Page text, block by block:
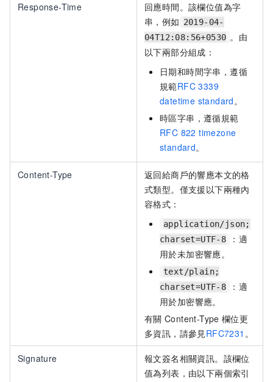
Response-Time
回應時間。該欄位值為字
串，例如 2019-04-
04T12:08:56+0530 。由
以下兩部分組成：
日期和時間字串，遵循
規範RFC 3339
datetime standard。
時區字串，遵循規範
RFC 822 timezone
standard。
Content-Type
返回給商戶的響應本文的格
式類型。僅支援以下兩種內
容格式：
application/json;
charset=UTF-8
：適
用於未加密響應。
text/plain;
charset=UTF-8
：適
用於加密響應。
有關 Content-Type 欄位更
多資訊，請參見RFC7231 。
Signature
報文簽名相關資訊。該欄位
值為列表，由以下兩個索引